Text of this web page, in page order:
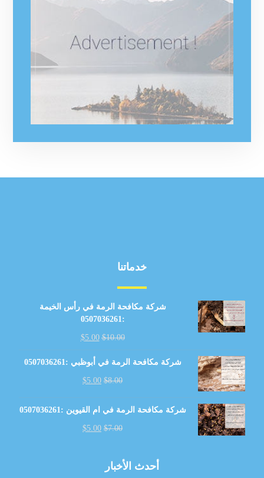
خدماتنا
شركة مكافحة الرمة في رأس الخيمة
:0507036261
$10.00
$5.00
شركة مكافحة الرمة في أبوظبي :0507036261
$8.00
$5.00
شركة مكافحة الرمة في ام القيوين :0507036261
$7.00
$5.00
أحدث الأخبار